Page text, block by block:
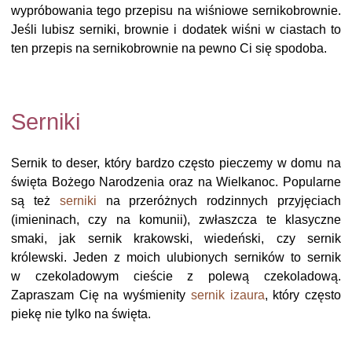
wypróbowania tego przepisu na wiśniowe sernikobrownie.
Jeśli lubisz serniki, brownie i dodatek wiśni w ciastach to
ten przepis na sernikobrownie na pewno Ci się spodoba.
Serniki
Sernik to deser, który bardzo często pieczemy w domu na
święta Bożego Narodzenia oraz na Wielkanoc. Popularne
są też serniki na przeróżnych rodzinnych przyjęciach
(imieninach, czy na komunii), zwłaszcza te klasyczne
smaki, jak sernik krakowski, wiedeński, czy sernik
królewski. Jeden z moich ulubionych serników to sernik
w czekoladowym cieście z polewą czekoladową.
Zapraszam Cię na wyśmienity sernik izaura, który często
piekę nie tylko na święta.